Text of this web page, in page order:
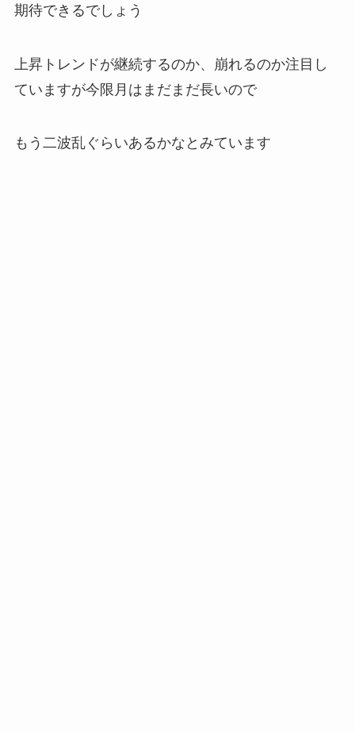
期待できるでしょう
上昇トレンドが継続するのか、崩れるのか注目し
ていますが今限月はまだまだ長いので
もう二波乱ぐらいあるかなとみています